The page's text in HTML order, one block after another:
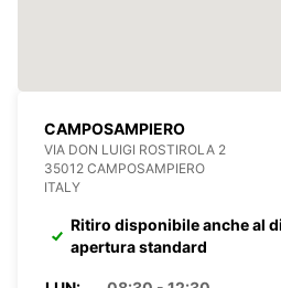
CAMPOSAMPIERO
VIA DON LUIGI ROSTIROLA 2
35012 CAMPOSAMPIERO
ITALY
Ritiro disponibile anche al
apertura standard